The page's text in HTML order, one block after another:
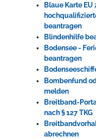
Blaue Karte
beantragen
Blindenhilfe
Bodensee -
beantragen
Bombenfund
melden
Breitband-
nach § 127 TKG
abrechnen